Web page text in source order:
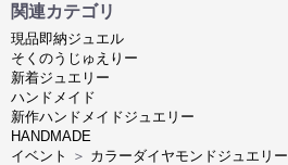
関連カテゴリ
現品即納ジュエル
そくのうじゅえりー
新着ジュエリー
ハンドメイド
新作ハンドメイドジュエリー
HANDMADE
イベント
＞ カラーダイヤモンドジュエリー